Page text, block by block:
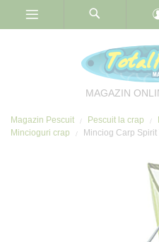
MAGAZIN
Magazin Pescuit Pescuit la crap
Mincioguri crap
Minciog Carp